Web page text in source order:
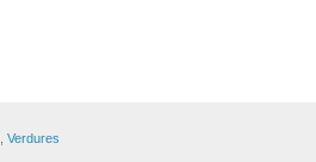
Verdures